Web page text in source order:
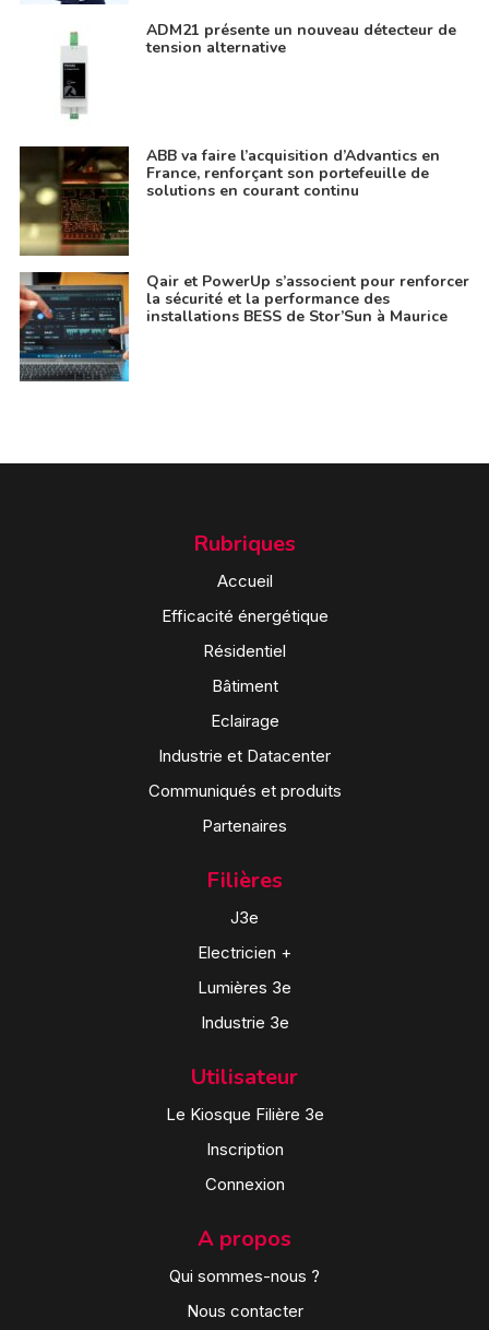
ADM21 présente un nouveau détecteur de
tension alternative
ABB va faire l’acquisition d’Advantics en
France, renforçant son portefeuille de
solutions en courant continu
Qair et PowerUp s’associent pour renforcer
la sécurité et la performance des
installations BESS de Stor’Sun à Maurice
Rubriques
Accueil
Efficacité énergétique
Résidentiel
Bâtiment
Eclairage
Industrie et Datacenter
Communiqués et produits
Partenaires
Filières
J3e
Electricien +
Lumières 3e
Industrie 3e
Utilisateur
Le Kiosque Filière 3e
Inscription
Connexion
A propos
Qui sommes-nous ?
Nous contacter